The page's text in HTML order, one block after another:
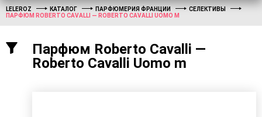
LELEROZ КАТАЛОГ ПАРФЮМЕРИЯ ФРАНЦИИ
СЕЛЕКТИВЫ
ПАРФЮМ ROBERTO CAVALLI — ROBERTO CAVALLI UOMO M
Парфюм Roberto Cavalli —
Roberto Cavalli Uomo m